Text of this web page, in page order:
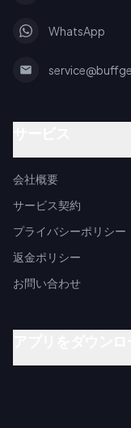
WhatsApp
会社概要
サービス契約
プライバシーポリシー
返金ポリシー
お問い合わせ